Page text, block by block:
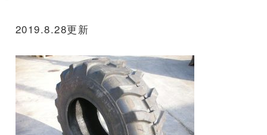
2019.8.28更新